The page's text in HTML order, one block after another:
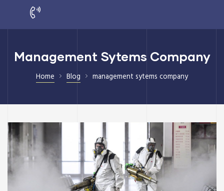
Management Sytems Company
Home Blog management sytems company